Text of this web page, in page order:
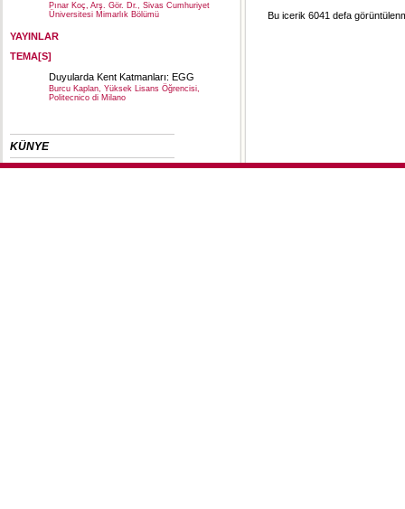
Pınar Koç, Arş. Gör. Dr., Sivas Cumhuriyet
Üniversitesi Mimarlık Bölümü
YAYINLAR
TEMA[S]
Duyularda Kent Katmanları: EGG
Burcu Kaplan, Yüksek Lisans Öğrencisi,
Politecnico di Milano
KÜNYE
Bu icerik 6041 defa